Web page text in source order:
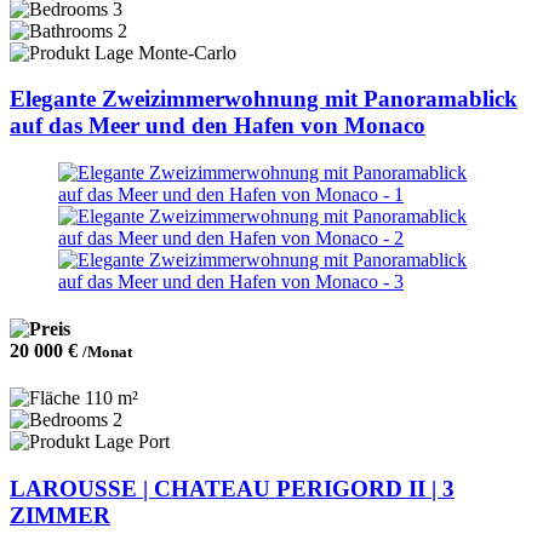
3
2
Monte-Carlo
Elegante Zweizimmerwohnung mit Panoramablick
auf das Meer und den Hafen von Monaco
20 000 € /Monat
110 m²
2
Port
LAROUSSE | CHATEAU PERIGORD II | 3
ZIMMER